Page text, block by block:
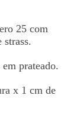
25 com
strass.
prateado.
x 1 cm de